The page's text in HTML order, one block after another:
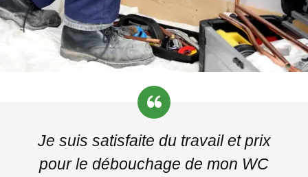
Je suis satisfaite du travail et prix
pour le débouchage de mon WC